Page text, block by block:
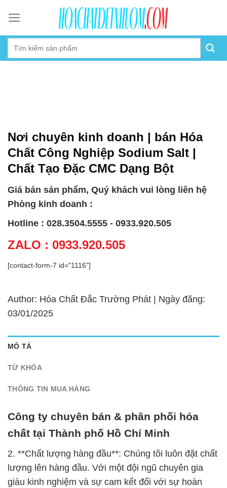
content
Nơi chuyên kinh doanh | bán Hóa
Chất Công Nghiệp Sodium Salt |
Chất Tạo Đặc CMC Dạng Bột
Giá bán sản phẩm, Quý khách vui lòng liên hệ
Phòng kinh doanh :
Hotline : 028.3504.5555 - 0933.920.505
ZALO : 0933.920.505
[contact-form-7 id="1116"]
Author: Hóa Chất Đắc Trường Phát | Ngày đăng:
03/01/2025
MÔ TẢ
TỪ KHÓA
THÔNG TIN MUA HÀNG
Công ty chuyên bán & phân phối hóa
chất tại Thành phố Hồ Chí Minh
2. **Chất lượng hàng đầu**: Chúng tôi luôn đặt chất
lượng lên hàng đầu. Với một đội ngũ chuyên gia
giàu kinh nghiệm và sự cam kết đối với sự hoàn